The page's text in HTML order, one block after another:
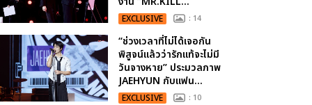
EXCLUSIVE : 14
“ช่วงเวลาที่ไม่ได้เจอกัน
พิสูจน์แล้วว่ารักแท้จะไม่มี
วันจางหาย” ประมวลภาพ
JAEHYUN กับแฟน...
EXCLUSIVE : 10